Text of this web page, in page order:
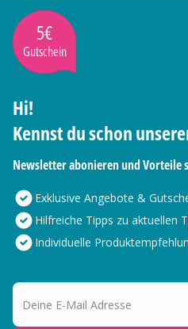
5€
Gutschein
Hi!
Kennst du schon
Newsletter abonieren und Vorteile
Exklusive Angebote &
Hilfreiche Tipps zu aktuellen
Individuelle
Deine E-Mail Adresse